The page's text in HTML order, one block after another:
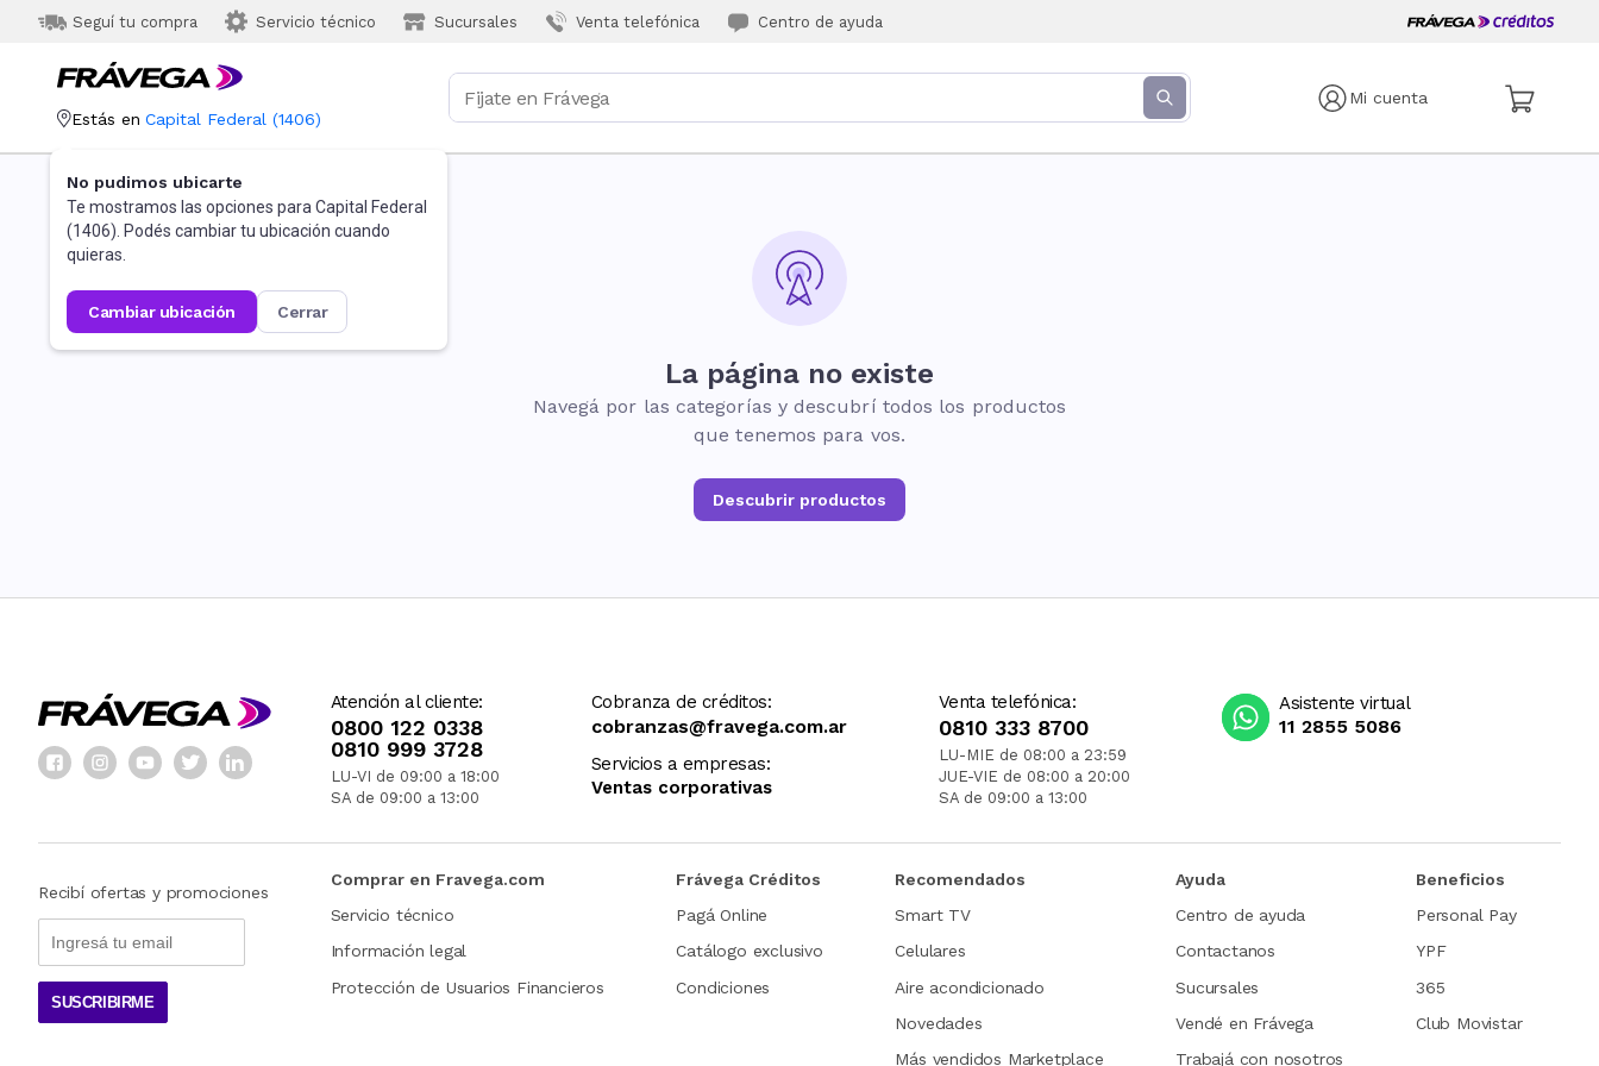
Seguí tu compra Servicio técnico Sucursales Venta telefónica Centro de ayuda
Mi cuenta
Estás en Capital Federal (1406)
No pudimos ubicarte
Te mostramos las opciones para Capital Federal
(1406). Podés cambiar tu ubicación cuando
quieras.
cambiar ubicación cerrar
La página no existe
Navegá por las categorías y descubrí todos los productos
que tenemos para vos.
Descubrir productos
Atención al cliente:
0800 122 0338
0810 999 3728
LU-VI de 09:00 a 18:00
SA de 09:00 a 13:00
Cobranza de créditos:
cobranzas@fravega.com.ar
Servicios a empresas:
Ventas corporativas
Venta telefónica:
0810 333 8700
LU-MIE de 08:00 a 23:59
JUE-VIE de 08:00 a 20:00
SA de 09:00 a 13:00
Asistente virtual
11 2855 5086
Recibí ofertas y promociones
SUSCRIBIRME
Comprar en Fravega.com
Servicio técnico
Información legal
Protección de Usuarios Financieros
Frávega Créditos
Pagá Online
Catálogo exclusivo
Condiciones
Recomendados
Smart TV
Celulares
Aire acondicionado
Novedades
Más vendidos Marketplace
Ayuda
Centro de ayuda
Contactanos
Sucursales
Vendé en Frávega
Trabajá con nosotros
Beneficios
Personal Pay
YPF
365
Club Movistar